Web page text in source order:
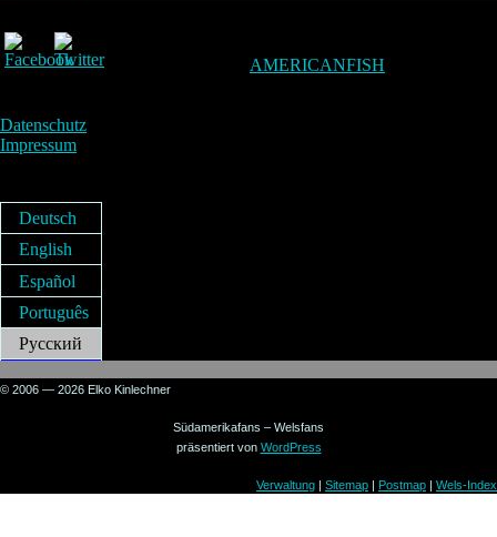
AMERICANFISH
Datenschutz
Impressum
Deutsch
English
Español
Português
Русский
© 2006 — 2026 Elko Kinlechner
Südamerikafans – Welsfans
präsentiert von WordPress
Verwaltung | Sitemap | Postmap | Wels-Index